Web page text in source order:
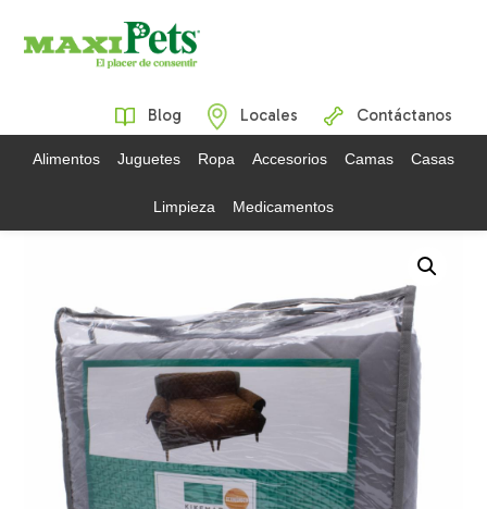
Blog Locales Contáctanos
Alimentos Juguetes Ropa Accesorios Camas Casas
Limpieza Medicamentos